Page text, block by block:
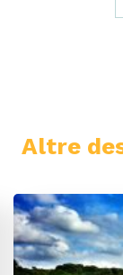
Altre
Minorca